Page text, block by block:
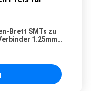
Brett SMTs zu
1.25mm